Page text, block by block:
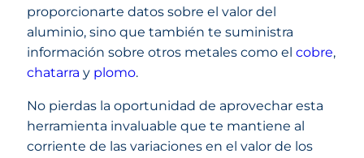
proporcionarte datos sobre el valor del
aluminio, sino que también te suministra
información sobre otros metales como el cobre,
chatarra y plomo.
No pierdas la oportunidad de aprovechar esta
herramienta invaluable que te mantiene al
corriente de las variaciones en el valor de los